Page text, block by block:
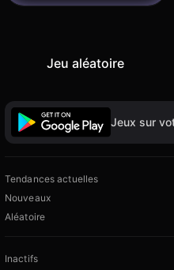
Jeu aléatoire
Jeux sur
Tendances actuelles
Nouveaux
Aléatoire
Inactifs